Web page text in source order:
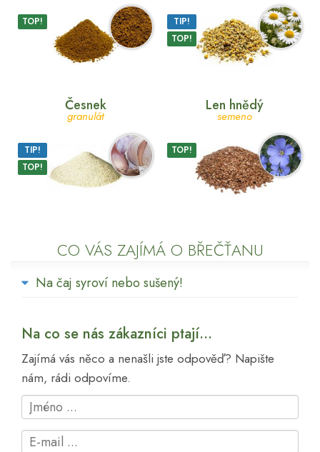
TOP!
TIP!
TOP!
Česnek
granulát
TIP!
TOP!
Len hnědý
semeno
TOP!
CO VÁS ZAJÍMÁ O BŘEČŤANU
Na čaj syroví nebo sušený!
Na co se nás zákazníci ptají...
Zajímá vás něco a nenašli jste odpověď? Napište
nám, rádi odpovíme.